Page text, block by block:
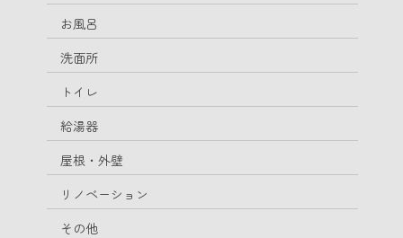
お風呂
洗面所
トイレ
給湯器
屋根・外壁
リノベーション
その他